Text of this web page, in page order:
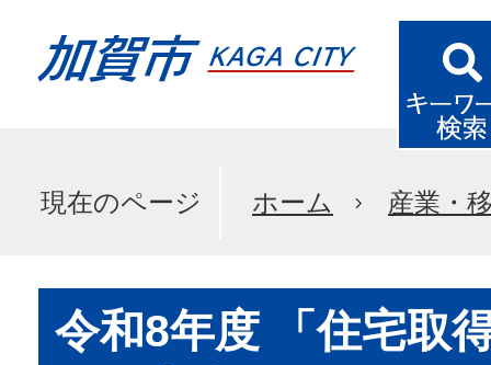
現在のページ ホーム 産業・
令和8年度 「住宅取